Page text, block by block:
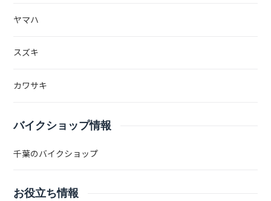
ヤマハ
スズキ
カワサキ
バイクショップ情報
千葉のバイクショップ
お役立ち情報